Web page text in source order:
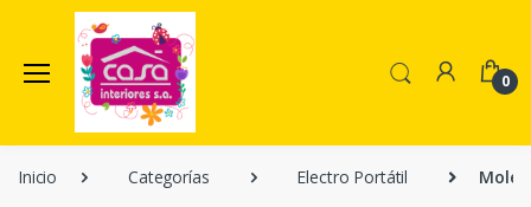
0
Inicio Categorías Electro Portátil